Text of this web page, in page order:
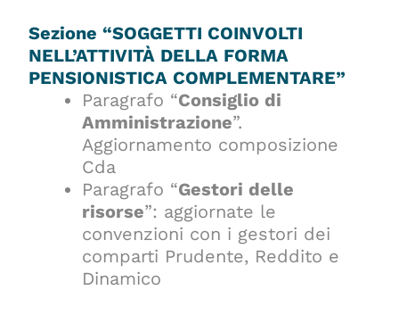
Sezione “SOGGETTI COINVOLTI
NELL’ATTIVITÀ DELLA FORMA
PENSIONISTICA COMPLEMENTARE”
Paragrafo “Consiglio di
Amministrazione”.
Aggiornamento composizione
Cda
Paragrafo “Gestori delle
risorse”: aggiornate le
convenzioni con i gestori dei
comparti Prudente, Reddito e
Dinamico